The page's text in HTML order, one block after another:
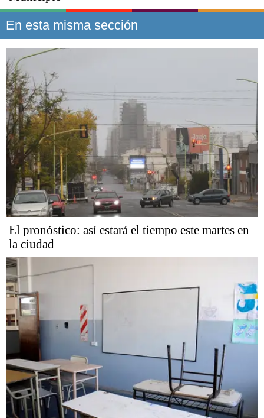
En esta misma sección
El pronóstico: así estará el tiempo este martes en
la ciudad